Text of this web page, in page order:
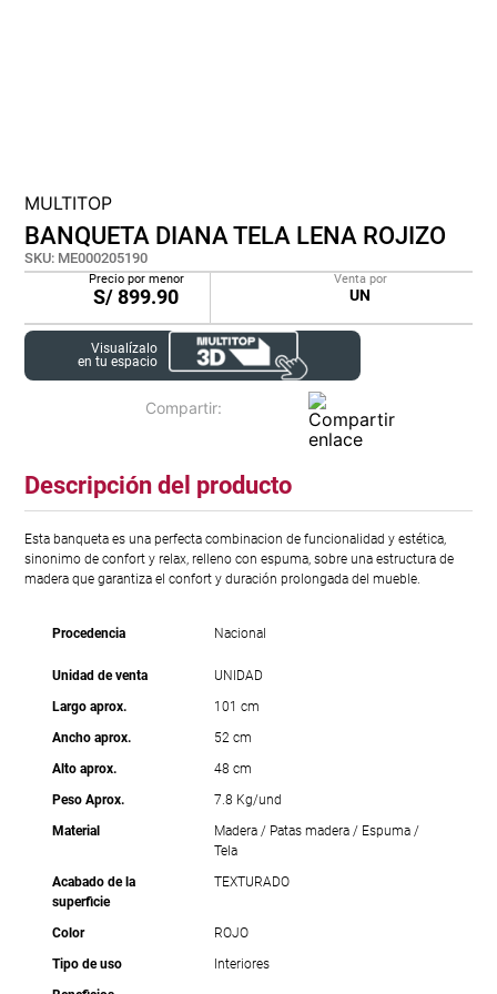
MULTITOP
BANQUETA DIANA TELA LENA ROJIZO
SKU: ME000205190
Precio por menor
S/899.90
Venta por
UN
Visualízalo
en tu espacio
Descripción del producto
Esta banqueta es una perfecta combinacion de funcionalidad y estética,
sinonimo de confort y relax, relleno con espuma, sobre una estructura de
madera que garantiza el confort y duración prolongada del mueble.
Procedencia Nacional
Unidad de venta
UNIDAD
Largo aprox.
101 cm
Ancho aprox.
52 cm
Alto aprox.
48 cm
Peso Aprox.
7.8 Kg/und
Material
Madera / Patas madera / Espuma /
Tela
Acabado de la
superficie
TEXTURADO
Color
ROJO
Tipo de uso
Interiores